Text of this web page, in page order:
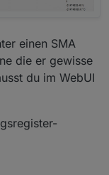
einen SMA
die er gewisse
du im WebUI